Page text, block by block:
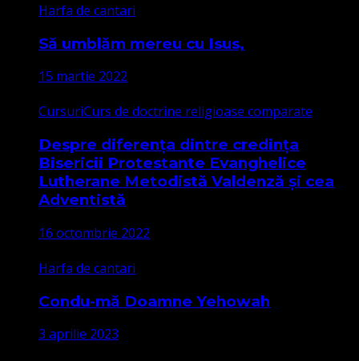
Harfa de cantari
Să umblăm mereu cu Isus,
15 martie 2022
CursuriCurs de doctrine religioase comparate
Despre diferența dintre credința
Bisericii Protestante Evanghelice
Lutherane Metodistă Valdenză și cea
Adventistă
16 octombrie 2022
Harfa de cantari
Condu-mă Doamne Yehowah
3 aprilie 2023